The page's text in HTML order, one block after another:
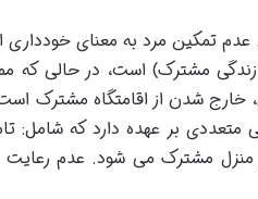
تمکین مرد به معنای خودداری
زندگی مشترک) است، در حالی که
خارج شدن از اقامتگاه مشترک
متعددی بر عهده دارد که شامل:
منزل مشترک می شود. عدم رعایت